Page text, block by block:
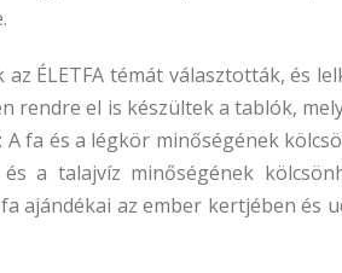
ÉLETFA témát választották, és
rendre el is készültek a tablók,
fa és a légkör minőségének
a talajvíz minőségének
ajándékai az ember kertjében és